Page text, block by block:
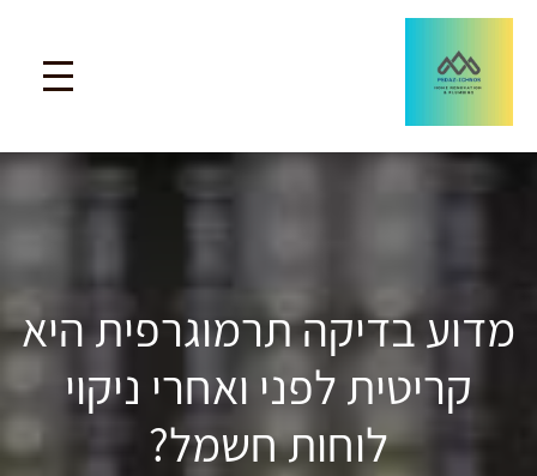
מדוע בדיקה תרמוגרפית היא
קריטית לפני ואחרי ניקוי
לוחות חשמל?